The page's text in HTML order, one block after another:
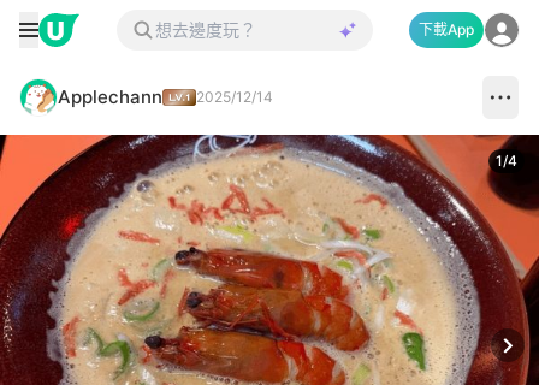
下載App
Applechann 2025/12/14
1/4